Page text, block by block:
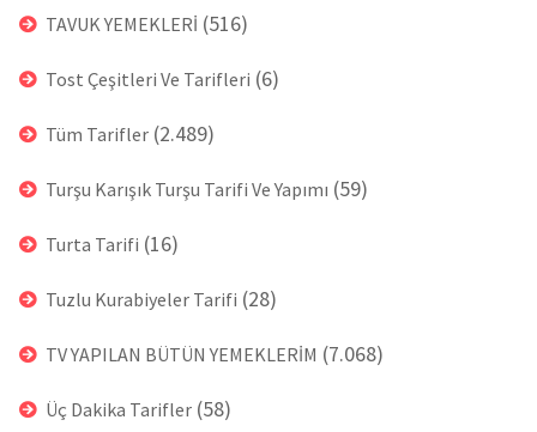
TAVUK YEMEKLERİ (516)
Tost Çeşitleri Ve Tarifleri (6)
Tüm Tarifler (2.489)
Turşu Karışık Turşu Tarifi Ve Yapımı (59)
Turta Tarifi (16)
Tuzlu Kurabiyeler Tarifi (28)
TV YAPILAN BÜTÜN YEMEKLERİM (7.068)
Üç Dakika Tarifler (58)